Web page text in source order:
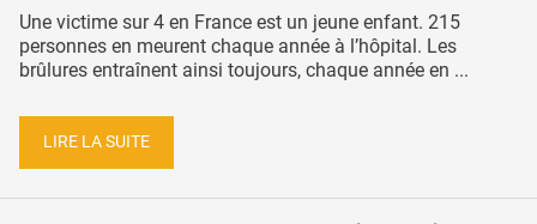
Une victime sur 4 en France est un jeune enfant. 215
personnes en meurent chaque année à l’hôpital. Les
brûlures entraînent ainsi toujours, chaque année en ...
LIRE LA SUITE